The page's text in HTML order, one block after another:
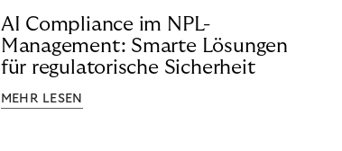
AI Compliance im NPL-
Management: Smarte Lösungen
für regulatorische Sicherheit
MEHR LESEN